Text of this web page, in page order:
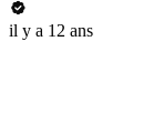
il y a 12 ans